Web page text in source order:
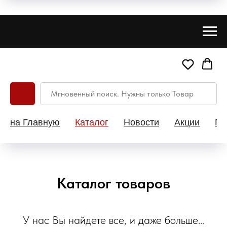
на Главную Каталог Новости Акции
Каталог товаров
У нас Вы найдете все, и даже больше...